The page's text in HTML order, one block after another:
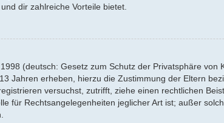
dir zahlreiche Vorteile bietet.
(deutsch: Gesetz zum Schutz der Privatsphäre
Jahren erheben, hierzu die Zustimmung der Eltern
versuchst, zutrifft, ziehe einen rechtlichen
für Rechtsangelegenheiten jeglicher Art ist; außer